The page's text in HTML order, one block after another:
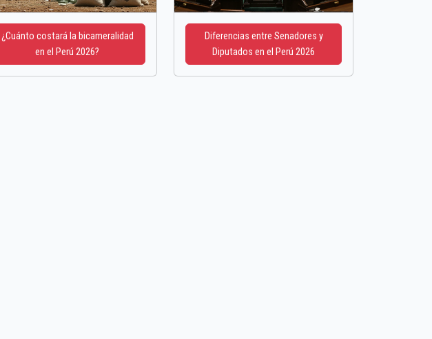
¿Cuánto costará la bicameralidad
en el Perú 2026?
Diferencias entre Senadores y
Diputados en el Perú 2026